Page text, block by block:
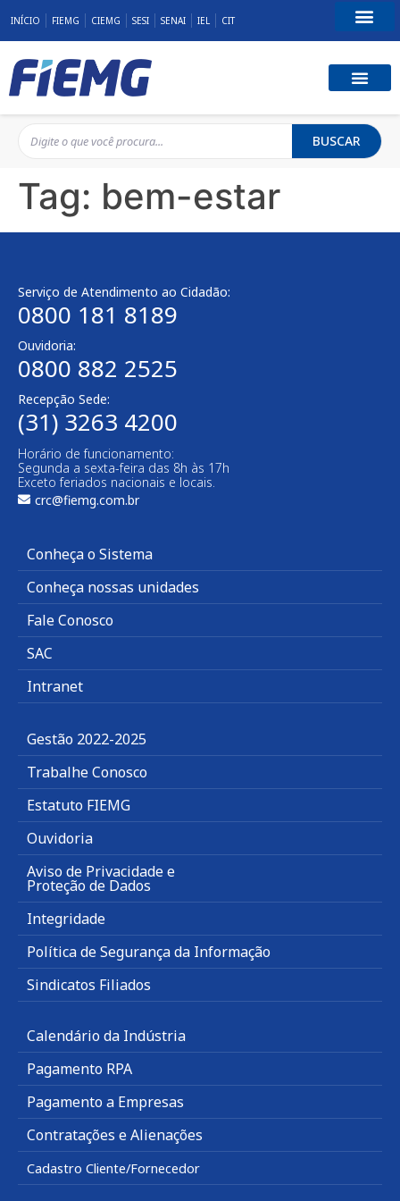
INÍCIO FIEMG CIEMG SESI SENAI IEL CIT
BUSCAR
Tag: bem-estar
Serviço de Atendimento ao Cidadão:
0800 181 8189
Ouvidoria:
0800 882 2525
Recepção Sede:
(31) 3263 4200
Horário de funcionamento:
Segunda a sexta-feira das 8h às 17h
Exceto feriados nacionais e locais.
crc@fiemg.com.br
Conheça o Sistema
Conheça nossas unidades
Fale Conosco
SAC
Intranet
Gestão 2022-2025
Trabalhe Conosco
Estatuto FIEMG
Ouvidoria
Aviso de Privacidade e
Proteção de Dados
Integridade
Política de Segurança da Informação
Sindicatos Filiados
Calendário da Indústria
Pagamento RPA
Pagamento a Empresas
Contratações e Alienações
Cadastro Cliente/Fornecedor